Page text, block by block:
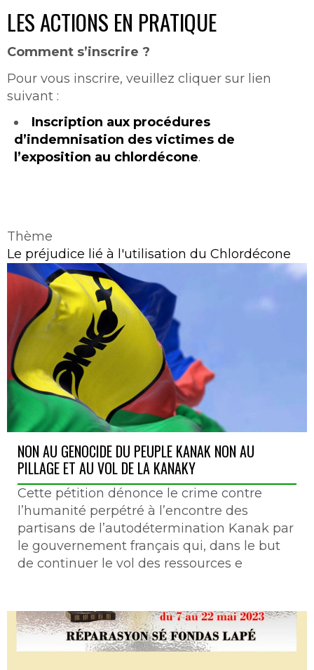
LES ACTIONS EN PRATIQUE
Comment s’inscrire ?
Pour vous inscrire, veuillez cliquer sur lien
suivant :
Inscription aux procédures
d’indemnisation des victimes de
l’exposition au chlordécone.
Thème
Le préjudice lié à l'utilisation du Chlordécone
NON AU GENOCIDE DU PEUPLE KANAK NON AU
PILLAGE ET AU VOL DE LA KANAKY
Cette pétition dénonce le crime contre
l’humanité perpétré à l’encontre des
partisans de l’autodétermination Kanak par
le gouvernement français qui, dans le but
de continuer le vol des ressources e